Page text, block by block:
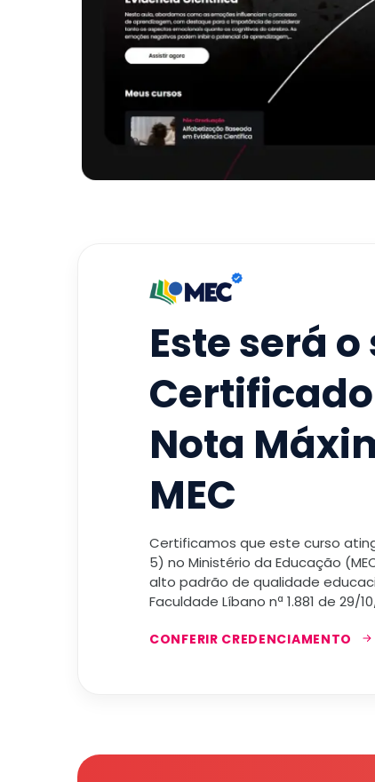
Este será o
Nota
MEC
Certificamos que este curso
5) no Ministério da Educação
alto padrão de qualidade
Faculdade Líbano nª 1.881 de 29/
CONFERIR CREDENCIAMENTO